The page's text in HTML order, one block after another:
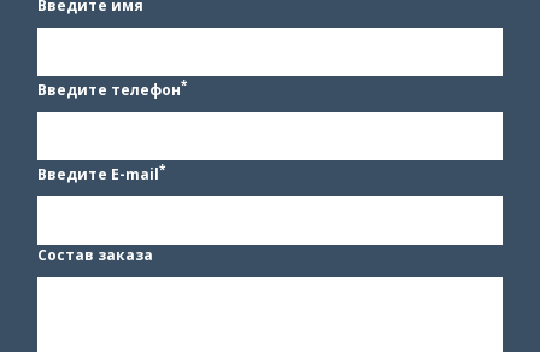
Введите имя
Введите телефон*
Введите E-mail*
Состав заказа